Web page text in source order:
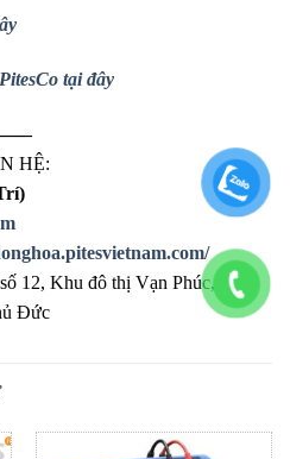
tại đây
HỆ:
12, Khu đô thị Vạn Phúc,
Đức